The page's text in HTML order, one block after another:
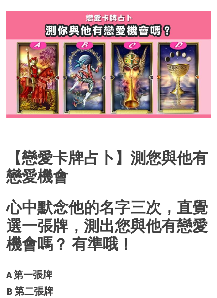
【戀愛卡牌占卜】 測您與他有
戀愛機會
心中默念他的名字三次，直覺
選一張牌， 測出您與他有戀愛
機會嗎？ 有準哦！
A 第一張牌
B 第二張牌